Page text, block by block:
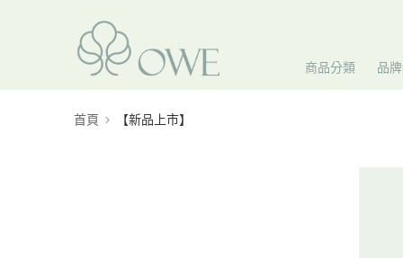
商品分類 品
首頁 【新品上市】